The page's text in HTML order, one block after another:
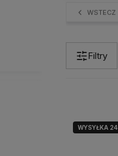
WSTECZ
Filtry
WYSYŁKA